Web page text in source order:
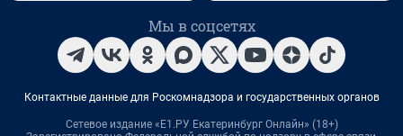
Мы в соцсетях
Контактные данные для Роскомнадзора и государственных органов
Сетевое издание «Е1.РУ Екатеринбург Онлайн» (18+)